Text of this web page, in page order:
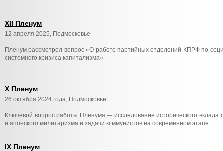
XII Пленум
12 апреля 2025, Подмосковье
Пленум рассмотрел вопрос «О работе партийных отделений КПРФ по
системного кризиса капитализма»
Х Пленум
26 октября 2024 года, Подмосковье
Ключевой вопрос работы Пленума — исследование исторического вклада
и японского милитаризма и задачи коммунистов на современном этапе
IX Пленум